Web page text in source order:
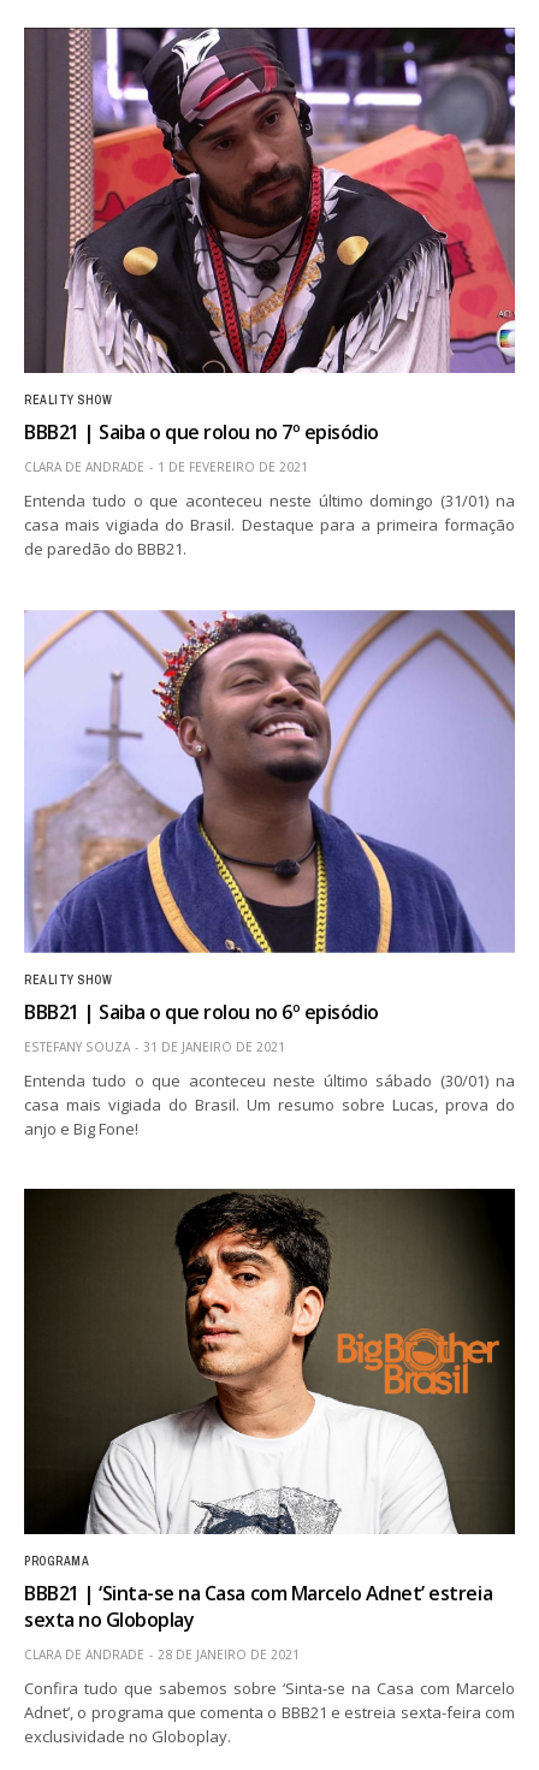
REALITY SHOW
BBB21 | Saiba o que rolou no 7º episódio
CLARA DE ANDRADE 1 DE FEVEREIRO DE 2021
Entenda tudo o que aconteceu neste último domingo (31/01) na
casa mais vigiada do Brasil. Destaque para a primeira formação
de paredão do BBB21.
REALITY SHOW
BBB21 | Saiba o que rolou no 6º episódio
ESTEFANY SOUZA 31 DE JANEIRO DE 2021
Entenda tudo o que aconteceu neste último sábado (30/01) na
casa mais vigiada do Brasil. Um resumo sobre Lucas, prova do
anjo e Big Fone!
PROGRAMA
BBB21 | ‘Sinta-se na Casa com Marcelo Adnet’ estreia
sexta no Globoplay
CLARA DE ANDRADE 28 DE JANEIRO DE 2021
Confira tudo que sabemos sobre ‘Sinta-se na Casa com Marcelo
Adnet’, o programa que comenta o BBB21 e estreia sexta-feira com
exclusividade no Globoplay.